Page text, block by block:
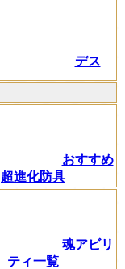
デス
おすすめ
超進化防具
魂アビリ
ティ一覧